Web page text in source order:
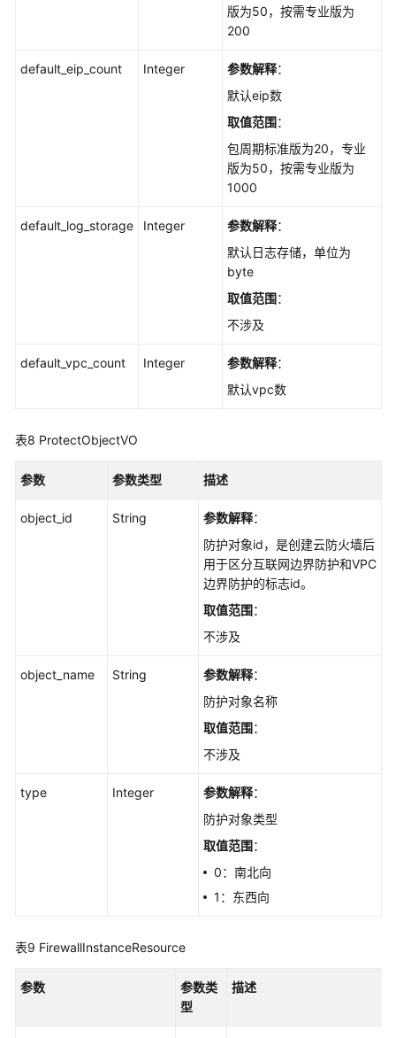
版为50，按需专业版为
200
default_eip_count Integer 参数解释：
默认eip数
取值范围：
包周期标准版为20，专业
版为50，按需专业版为
1000
default_log_storage Integer 参数解释：
默认日志存储，单位为
byte
取值范围：
不涉及
default_vpc_count Integer 参数解释：
默认vpc数
表8 ProtectObjectVO
参数 参数类型 描述
object_id String 参数解释：
防护对象id，是创建云防火墙后
用于区分互联网边界防护和VPC
边界防护的标志id。
取值范围：
不涉及
object_name String 参数解释：
防护对象名称
取值范围：
不涉及
type Integer 参数解释：
防护对象类型
取值范围：
0：南北向
1：东西向
表9 FirewallInstanceResource
参数
参数类
型
描述